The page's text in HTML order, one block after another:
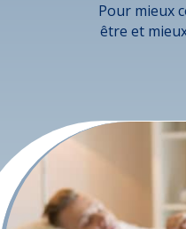
Pour mieux
être et